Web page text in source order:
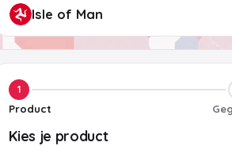
1
Product
Kies je product